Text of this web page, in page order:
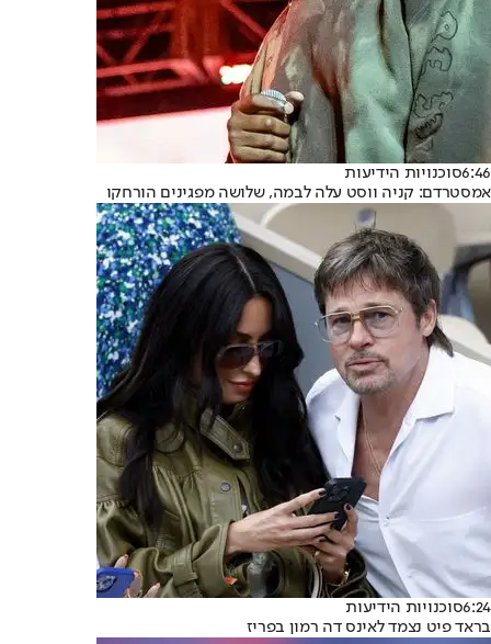
6:46סוכנויות הידיעות
אמסטרדם: קניה ווסט עלה לבמה, שלושה מפגינים הורחקו
6:24סוכנויות הידיעות
בראד פיט נצמד לאינס דה רמון בפריז